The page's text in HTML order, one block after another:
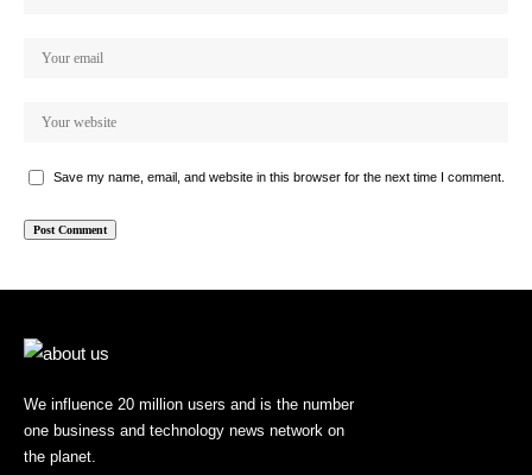
Save my name, email, and website in this browser for the next time I comment.
We influence 20 million users and is the number
one business and technology news network on
the planet.